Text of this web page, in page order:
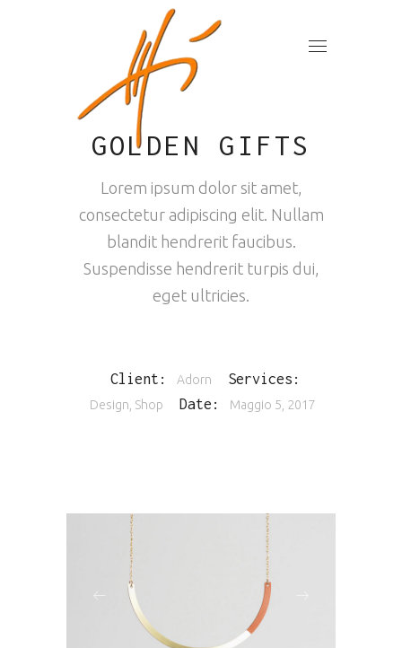
GOLDEN GIFTS
Lorem ipsum dolor sit amet,
consectetur adipiscing elit. Nullam
blandit hendrerit faucibus.
Suspendisse hendrerit turpis dui,
eget ultricies.
Client: Adorn Services:
Design, Shop Date: Maggio 5, 2017